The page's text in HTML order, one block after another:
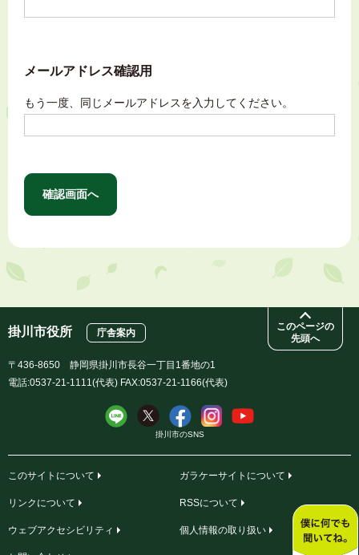
メールアドレス確認用
もう一度、同じメールアドレスを入力してください。
このページの
先頭へ
掛川市役所 庁舎案内
〒436-8650 静岡県掛川市長谷一丁目1番地の1
電話:0537-21-1111(代表) FAX:0537-21-1166(代表)
掛川市のSNS
このサイトについて ガラケーサイトについて
リンクについて RSSについて
ウェブアクセシビリティ 個人情報の取り扱い